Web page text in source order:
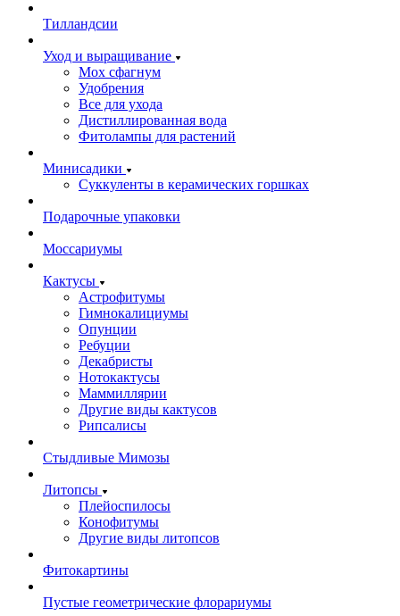
Тилландсии
Уход и выращивание
Мох сфагнум
Удобрения
Все для ухода
Дистиллированная вода
Фитолампы для растений
Минисадики
Суккуленты в керамических горшках
Подарочные упаковки
Моссариумы
Кактусы
Астрофитумы
Гимнокалициумы
Опунции
Ребуции
Декабристы
Нотокактусы
Маммиллярии
Другие виды кактусов
Рипсалисы
Стыдливые Мимозы
Литопсы
Плейоспилосы
Конофитумы
Другие виды литопсов
Фитокартины
Пустые геометрические флорариумы